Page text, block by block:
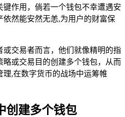
键作用，倘若一个钱包不幸遭遇安
然能安然无恙,为用户的财富保
或交易者而言，他们就像精明的指
或交易目的创建多个钱包，从而
理,在数字货币的战场中运筹帷
创建多个钱包